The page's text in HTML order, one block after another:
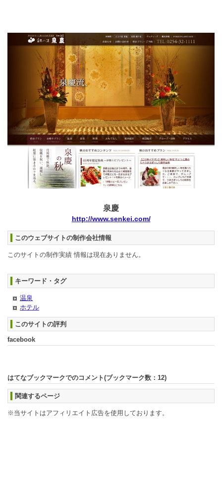
泉慶
http://www.senkei.com/
このウェブサイトの制作会社情報
このサイトの制作実績 情報は現在ありません。
キーワード・タグ
温泉
ホテル
このサイトの評判
facebook
はてなブックマークでのコメント(ブックマーク数： 12)
関連するページ
※当サイトはアフィリエイト広告を使用しております。